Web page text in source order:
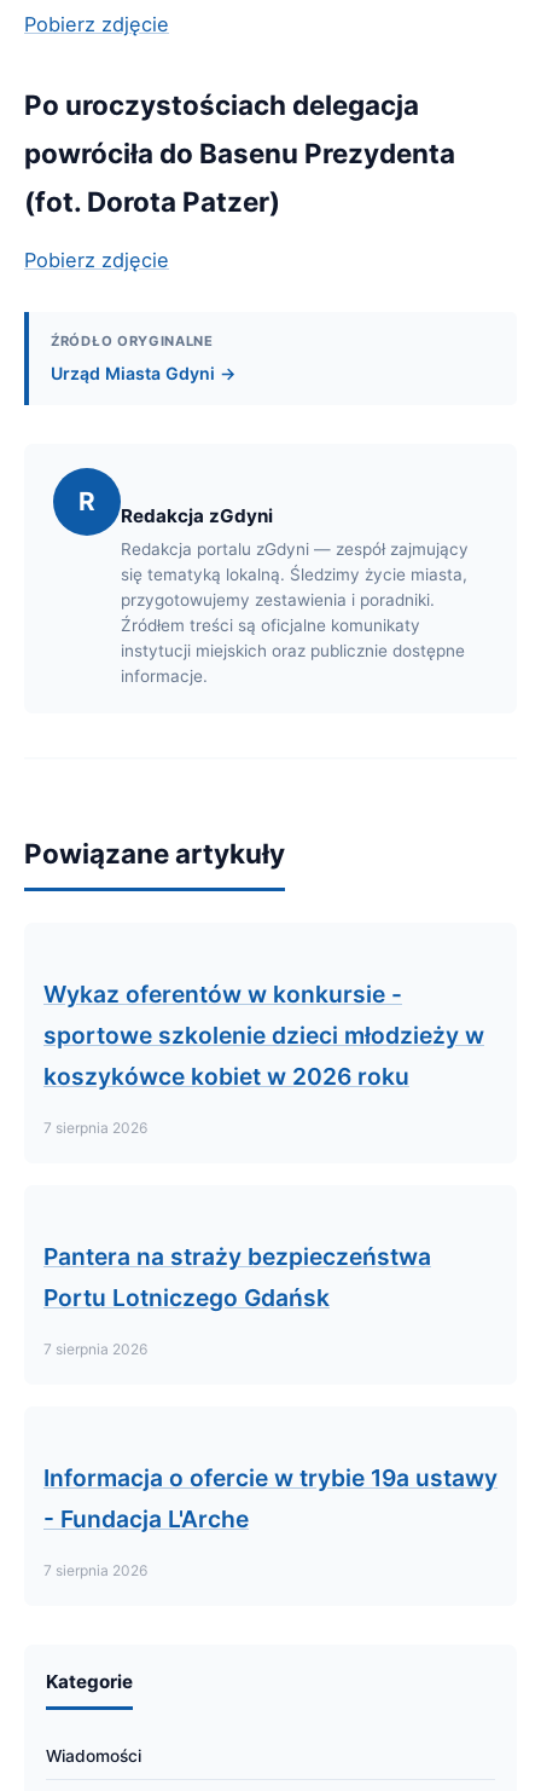
Pobierz zdjęcie
Po uroczystościach delegacja
powróciła do Basenu Prezydenta
(fot. Dorota Patzer)
Pobierz zdjęcie
ŹRÓDŁO ORYGINALNE
Urząd Miasta Gdyni →
R Redakcja zGdyni
Redakcja portalu zGdyni — zespół zajmujący
się tematyką lokalną. Śledzimy życie miasta,
przygotowujemy zestawienia i poradniki.
Źródłem treści są oficjalne komunikaty
instytucji miejskich oraz publicznie dostępne
informacje.
Powiązane artykuły
Wykaz oferentów w konkursie -
sportowe szkolenie dzieci młodzieży w
koszykówce kobiet w 2026 roku
7 sierpnia 2026
Pantera na straży bezpieczeństwa
Portu Lotniczego Gdańsk
7 sierpnia 2026
Informacja o ofercie w trybie 19a ustawy
- Fundacja L'Arche
7 sierpnia 2026
Kategorie
Wiadomości